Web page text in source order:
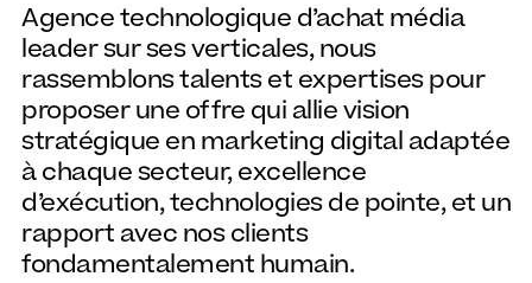
Agence technologique d’achat média
leader sur ses verticales, nous
rassemblons talents et expertises pour
proposer une offre qui allie vision
stratégique en marketing digital adaptée
à chaque secteur, excellence
d’exécution, technologies de pointe, et un
rapport avec nos clients
fondamentalement humain.